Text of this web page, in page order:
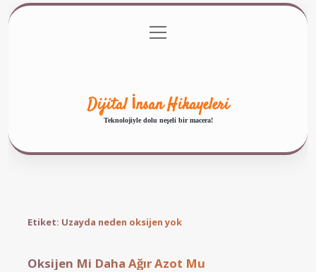
Gizlilik Politikası
menüyü
aç
Dijital İnsan Hikayeleri
Teknolojiyle dolu neşeli bir macera!
Etiket: Uzayda neden oksijen yok
Oksijen Mi Daha Ağır Azot Mu